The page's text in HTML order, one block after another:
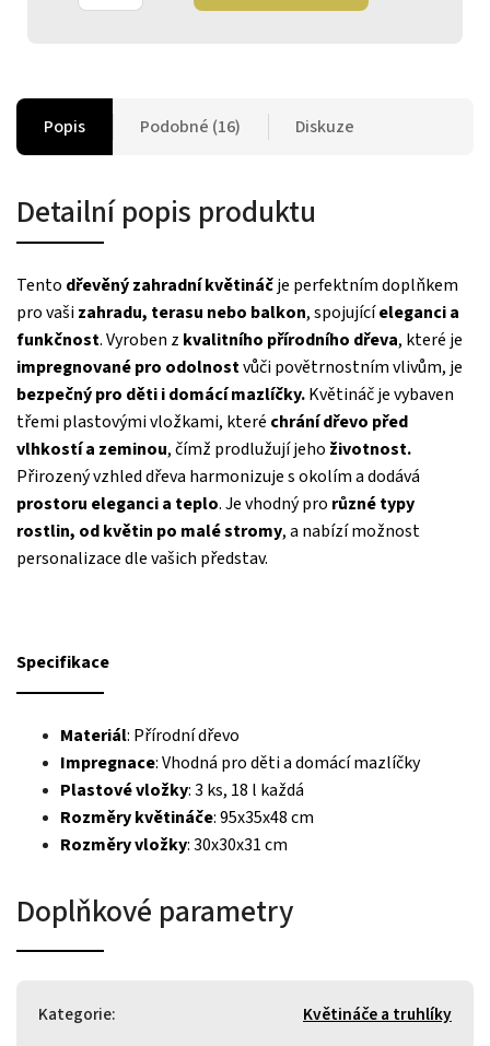
Popis Podobné (16) Diskuze
Detailní popis produktu
Tento dřevěný zahradní květináčje perfektním doplňkem
pro vašizahradu, terasu nebo balkon, spojujícíeleganci a
funkčnost. Vyroben z kvalitního přírodního dřeva, které je
impregnované pro odolnostvůči povětrnostním vlivům, je
bezpečný pro děti i domácí mazlíčky.Květináč je vybaven
třemi plastovými vložkami, které chrání dřevo před
vlhkostí a zeminou, čímž prodlužují jeho životnost.
Přirozený vzhled dřeva harmonizuje s okolím a dodává
prostoru eleganci a teplo. Je vhodný pro různé typy
rostlin, od květin po malé stromy, a nabízí možnost
personalizace dle vašich představ.
Specifikace
Materiál: Přírodní dřevo
Impregnace: Vhodná pro děti a domácí mazlíčky
Plastové vložky: 3 ks, 18 l každá
Rozměry květináče: 95x35x48 cm
Rozměry vložky: 30x30x31 cm
Doplňkové parametry
Kategorie:
Květináče a truhlíky